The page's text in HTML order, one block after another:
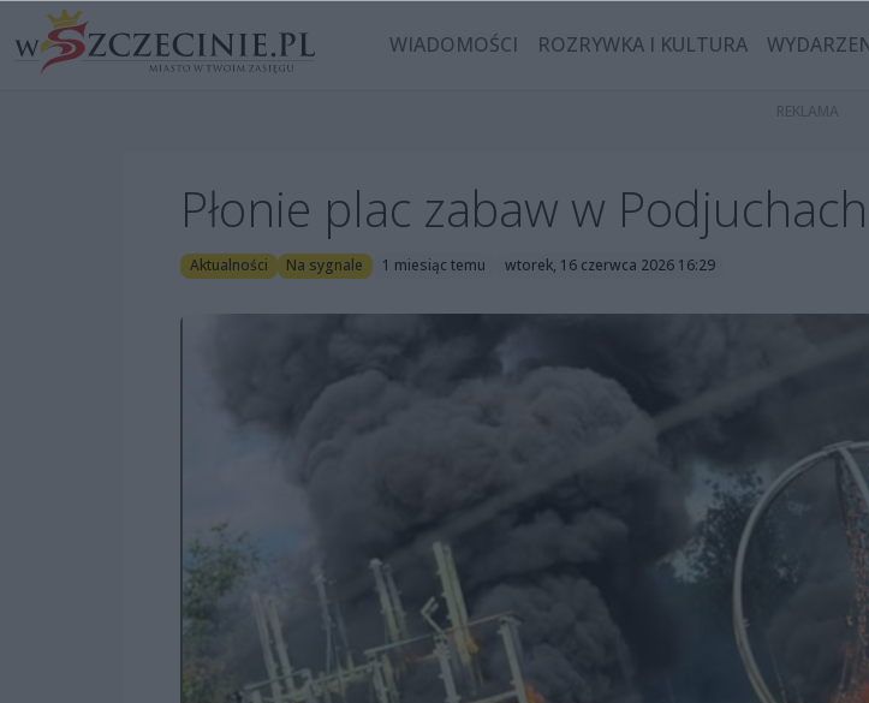
WIADOMOŚCI ROZRYWKA I KULTURA
Płonie plac zabaw w Podjuchach
Aktualności Na sygnale 1 miesiąc temu wtorek, 16 czerwca 2026 16:29